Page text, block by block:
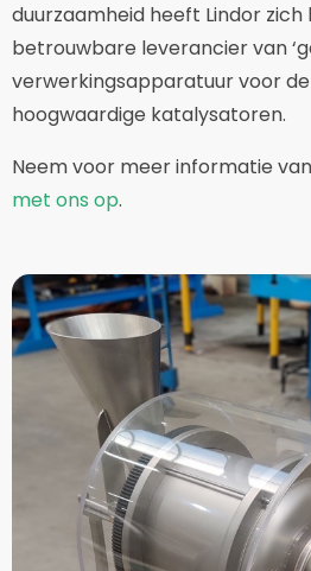
duurzaamheid heeft Lindor zich
betrouwbare leverancier van
verwerkingsapparatuur voor
hoogwaardige katalysatoren.
Neem voor meer informatie
met ons op.